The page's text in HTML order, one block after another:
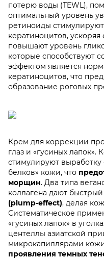
потерю воды (TEWL),
оптимальный уровень
ретиноиды
кератиноцитов,
повышают уровень
которые способствуют
эффектом является
кератиноцитов, что
образование роговых
Крем для коррекции
глаз и «гусиных лапок».
стимулируют
белков» кожи, что
морщин. Два типа
коллагена дают
(plump-effect), делая
Систематическое
«гусиных лапок» в
центеллы азиатской
микрокапиллярами
проявления темных